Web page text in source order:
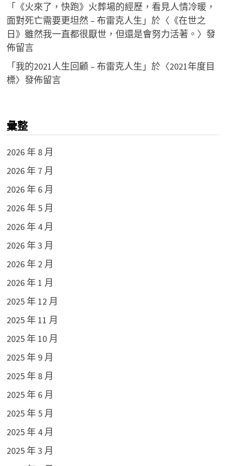
「《火來了，快跑》火葬場的經歷，看見人情冷暖，
面對死亡需要更坦然 – 布雷克人生 」於〈 《在世之
日》雖然我一直都很厭世，但還是會努力活著。 〉發
佈留言
「我的2021人生回顧 – 布雷克人生 」於〈2021年度目
標〉發佈留言
彙整
2026 年 8 月
2026 年 7 月
2026 年 6 月
2026 年 5 月
2026 年 4 月
2026 年 3 月
2026 年 2 月
2026 年 1 月
2025 年 12 月
2025 年 11 月
2025 年 10 月
2025 年 9 月
2025 年 8 月
2025 年 6 月
2025 年 5 月
2025 年 4 月
2025 年 3 月